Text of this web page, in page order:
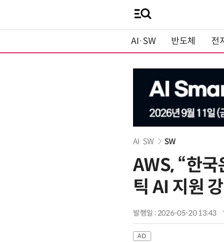
AI·SW 반도체 전
AI·SW SW
AWS, “한
틱 AI 지원
발행일 : 2026-05-20 13:43